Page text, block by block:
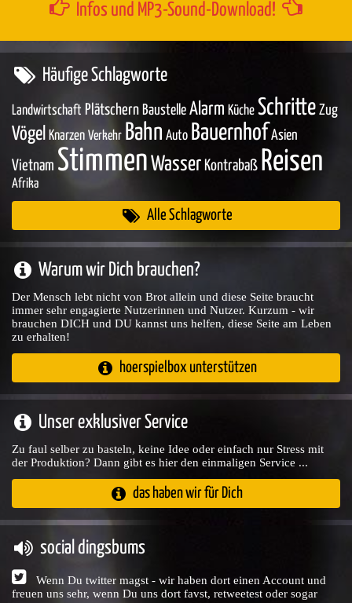
Infos und MP3-Sound-Download!
Häufige Schlagworte
Landwirtschaft Plätschern Baustelle Alarm Küche Schritte Zug
Vögel Knarzen Verkehr Bahn Auto Bauernhof Asien
Vietnam StimmenWasser Kontrabaß Reisen
Afrika
Alle Schlagworte
Warum wir Dich brauchen?
Der Mensch lebt nicht von Brot allein und diese Seite braucht
immer sehr engagierte Nutzerinnen und Nutzer. Kurzum - wir
brauchen DICH und DU kannst uns helfen, diese Seite am Leben
zu erhalten!
hoerspielbox unterstützen
Unser exklusiver Service
Zu faul selber zu basteln, keine Idee oder einfach nur Stress mit
der Produktion? Dann gibt es hier den einmaligen Service ...
das haben wir für Dich
social dingsbums
Wenn Du twitter magst - wir haben dort einen Account und
freuen uns sehr, wenn Du uns dort favst, retweetest oder sogar